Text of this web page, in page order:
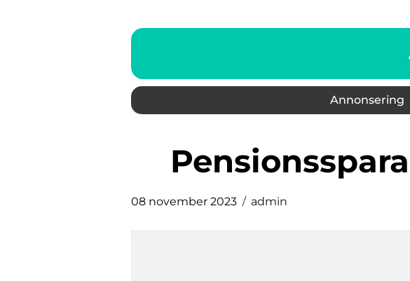
Annonsering
08 november 2023 admin